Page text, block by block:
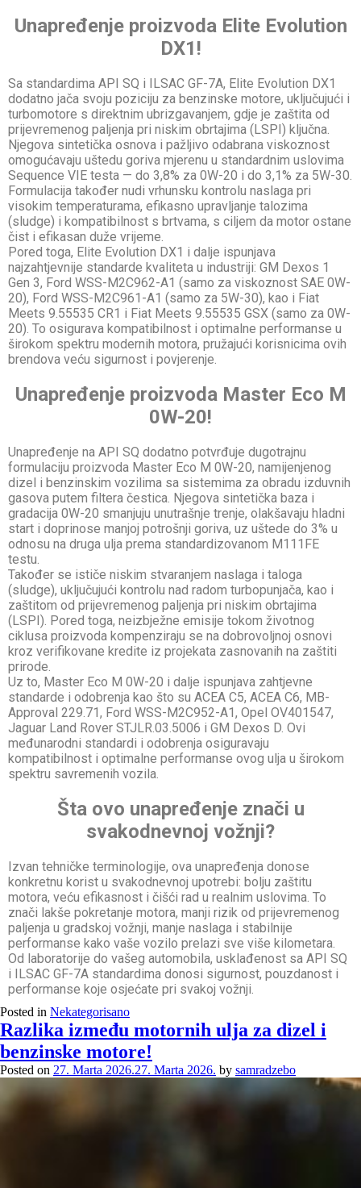
Unapređenje proizvoda Elite Evolution
DX1!
Sa standardima API SQ i ILSAC GF-7A, Elite Evolution DX1
dodatno jača svoju poziciju za benzinske motore, uključujući i
turbomotore s direktnim ubrizgavanjem, gdje je zaštita od
prijevremenog paljenja pri niskim obrtajima (LSPI) ključna.
Njegova sintetička osnova i pažljivo odabrana viskoznost
omogućavaju uštedu goriva mjerenu u standardnim uslovima
Sequence VIE testa — do 3,8% za 0W-20 i do 3,1% za 5W-30.
Formulacija također nudi vrhunsku kontrolu naslaga pri
visokim temperaturama, efikasno upravljanje talozima
(sludge) i kompatibilnost s brtvama, s ciljem da motor ostane
čist i efikasan duže vrijeme.
Pored toga, Elite Evolution DX1 i dalje ispunjava
najzahtjevnije standarde kvaliteta u industriji: GM Dexos 1
Gen 3, Ford WSS-M2C962-A1 (samo za viskoznost SAE 0W-
20), Ford WSS-M2C961-A1 (samo za 5W-30), kao i Fiat
Meets 9.55535 CR1 i Fiat Meets 9.55535 GSX (samo za 0W-
20). To osigurava kompatibilnost i optimalne performanse u
širokom spektru modernih motora, pružajući korisnicima ovih
brendova veću sigurnost i povjerenje.
Unapređenje proizvoda Master Eco M
0W-20!
Unapređenje na API SQ dodatno potvrđuje dugotrajnu
formulaciju proizvoda Master Eco M 0W-20, namijenjenog
dizel i benzinskim vozilima sa sistemima za obradu izduvnih
gasova putem filtera čestica. Njegova sintetička baza i
gradacija 0W-20 smanjuju unutrašnje trenje, olakšavaju hladni
start i doprinose manjoj potrošnji goriva, uz uštede do 3% u
odnosu na druga ulja prema standardizovanom M111FE
testu.
Također se ističe niskim stvaranjem naslaga i taloga
(sludge), uključujući kontrolu nad radom turbopunjača, kao i
zaštitom od prijevremenog paljenja pri niskim obrtajima
(LSPI). Pored toga, neizbježne emisije tokom životnog
ciklusa proizvoda kompenziraju se na dobrovoljnoj osnovi
kroz verifikovane kredite iz projekata zasnovanih na zaštiti
prirode.
Uz to, Master Eco M 0W-20 i dalje ispunjava zahtjevne
standarde i odobrenja kao što su ACEA C5, ACEA C6, MB-
Approval 229.71, Ford WSS-M2C952-A1, Opel OV401547,
Jaguar Land Rover STJLR.03.5006 i GM Dexos D. Ovi
međunarodni standardi i odobrenja osiguravaju
kompatibilnost i optimalne performanse ovog ulja u širokom
spektru savremenih vozila.
Šta ovo unapređenje znači u
svakodnevnoj vožnji?
Izvan tehničke terminologije, ova unapređenja donose
konkretnu korist u svakodnevnoj upotrebi: bolju zaštitu
motora, veću efikasnost i čišći rad u realnim uslovima. To
znači lakše pokretanje motora, manji rizik od prijevremenog
paljenja u gradskoj vožnji, manje naslaga i stabilnije
performanse kako vaše vozilo prelazi sve više kilometara.
Od laboratorije do vašeg automobila, usklađenost sa API SQ
i ILSAC GF-7A standardima donosi sigurnost, pouzdanost i
performanse koje osjećate pri svakoj vožnji.
Posted in Nekategorisano
Razlika između motornih ulja za dizel i
benzinske motore!
Posted on 27. Marta 2026.27. Marta 2026. by samradzebo